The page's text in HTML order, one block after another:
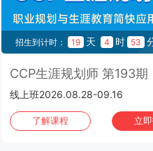
UAPM高考志愿规划师
2026.10.13-2026.11.05 |
CCP生涯规划师 第196期
2026.10.16-2026.11.04 | 线
CCP生涯规划师 第197期
招生到计时： 19 天 4 时 53
CCP生涯规划师 第193期
线上班2026.08.28-09.16
了解课程 立